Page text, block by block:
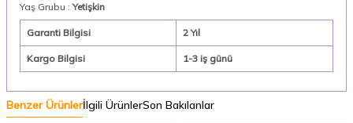
Yaş Grubu :Yetişkin
Garanti Bilgisi 2 Yıl
Kargo Bilgisi 1-3 iş günü
Benzer Ürünlerİlgili ÜrünlerSon Bakılanlar